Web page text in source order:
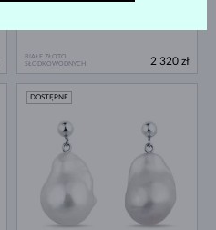
BIAŁE ZŁOTO
SŁODKOWODNYCH
2 320 zł
DOSTĘPNE